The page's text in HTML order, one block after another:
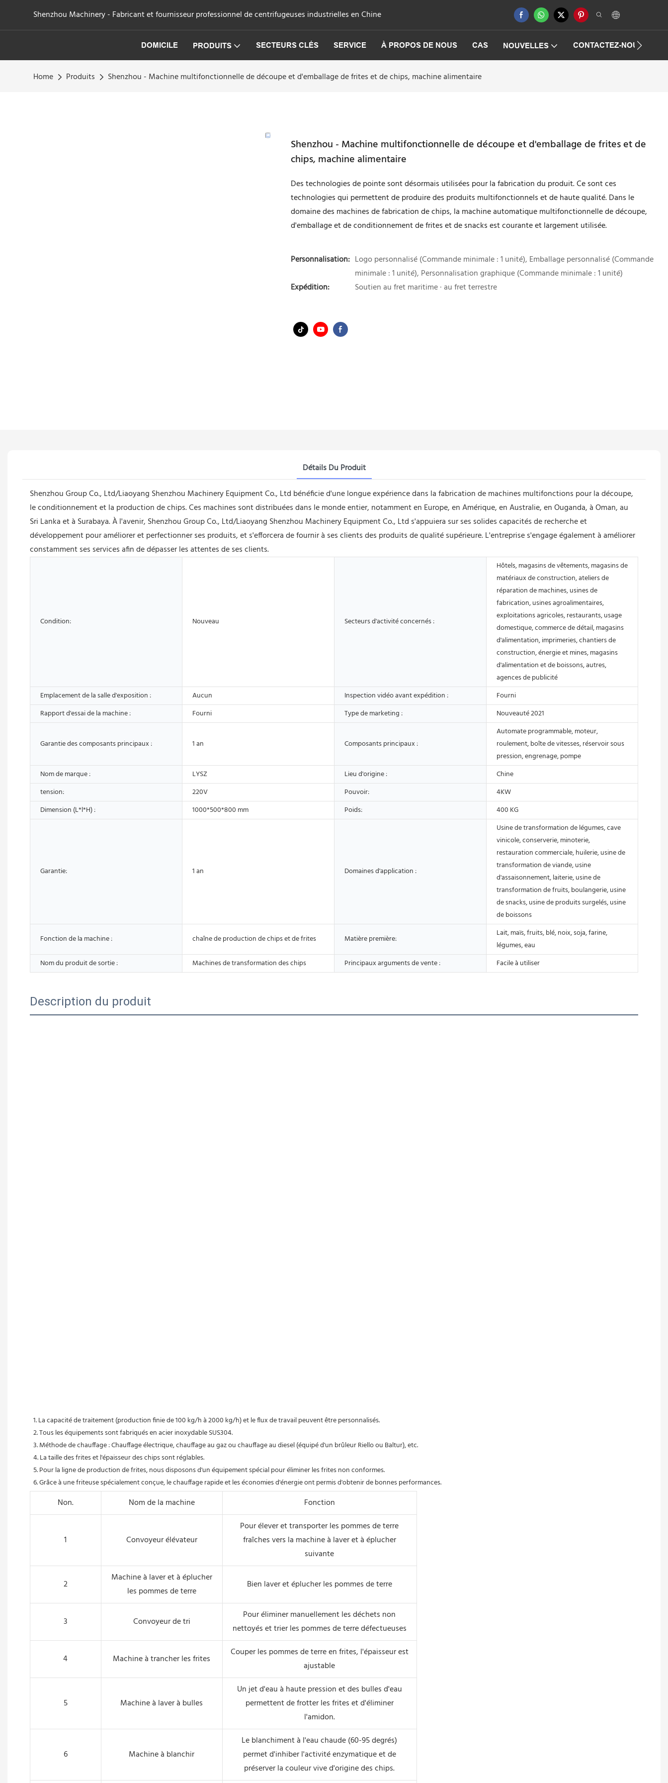
Shenzhou Machinery - Fabricant et fournisseur professionnel de centrifugeuses industrielles en Chine
DOMICILE PRODUITS SECTEURS CLÉS SERVICE À PROPOS DE NOUS CAS NOUVELLES CONTACTEZ-NOUS
Home Produits Shenzhou - Machine multifonctionnelle de découpe et d'emballage de frites et de chips, machine alimentaire
Shenzhou - Machine multifonctionnelle de découpe et d'emballage de frites et de
chips, machine alimentaire
Des technologies de pointe sont désormais utilisées pour la fabrication du produit. Ce sont ces
technologies qui permettent de produire des produits multifonctionnels et de haute qualité. Dans le
domaine des machines de fabrication de chips, la machine automatique multifonctionnelle de découpe,
d'emballage et de conditionnement de frites et de snacks est courante et largement utilisée.
Personnalisation: Logo personnalisé (Commande minimale : 1 unité), Emballage personnalisé (Commande
minimale : 1 unité), Personnalisation graphique (Commande minimale : 1 unité)
Expédition:
Soutien au fret maritime · au fret terrestre
Détails Du Produit
Shenzhou Group Co., Ltd/Liaoyang Shenzhou Machinery Equipment Co., Ltd bénéficie d'une longue expérience dans la fabrication de machines multifonctions pour la découpe,
le conditionnement et la production de chips. Ces machines sont distribuées dans le monde entier, notamment en Europe, en Amérique, en Australie, en Ouganda, à Oman, au
Sri Lanka et à Surabaya. À l'avenir, Shenzhou Group Co., Ltd/Liaoyang Shenzhou Machinery Equipment Co., Ltd s'appuiera sur ses solides capacités de recherche et
développement pour améliorer et perfectionner ses produits, et s'efforcera de fournir à ses clients des produits de qualité supérieure. L'entreprise s'engage également à améliorer
constamment ses services afin de dépasser les attentes de ses clients.
Condition: Nouveau Secteurs d'activité concernés :
Hôtels, magasins de vêtements, magasins de
matériaux de construction, ateliers de
réparation de machines, usines de
fabrication, usines agroalimentaires,
exploitations agricoles, restaurants, usage
domestique, commerce de détail, magasins
d'alimentation, imprimeries, chantiers de
construction, énergie et mines, magasins
d'alimentation et de boissons, autres,
agences de publicité
Emplacement de la salle d'exposition :
Aucun Inspection vidéo avant expédition :
Fourni
Rapport d'essai de la machine :
Fourni Type de marketing : Nouveauté 2021
Garantie des composants principaux : 1 an Composants principaux :
Automate programmable, moteur,
roulement, boîte de vitesses, réservoir sous
pression, engrenage, pompe
Nom de marque :
LYSZ Lieu d'origine :
Chine
tension:
220V Pouvoir:
4KW
Dimension (L*l*H) :
1000*500*800 mm Poids: 400 KG
Garantie: 1 an Domaines d'application :
Usine de transformation de légumes, cave
vinicole, conserverie, minoterie,
restauration commerciale, huilerie, usine de
transformation de viande, usine
d'assaisonnement, laiterie, usine de
transformation de fruits, boulangerie, usine
de snacks, usine de produits surgelés, usine
de boissons
Fonction de la machine : chaîne de production de chips et de frites Matière première:
Lait, maïs, fruits, blé, noix, soja, farine,
légumes, eau
Nom du produit de sortie :
Machines de transformation des chips Principaux arguments de vente : Facile à utiliser
Description du produit
1. La capacité de traitement (production finie de 100 kg/h à 2000 kg/h) et le flux de travail peuvent être personnalisés.
2. Tous les équipements sont fabriqués en acier inoxydable SUS304.
3. Méthode de chauffage : Chauffage électrique, chauffage au gaz ou chauffage au diesel (équipé d'un brûleur Riello ou Baltur), etc.
4. La taille des frites et l'épaisseur des chips sont réglables.
5. Pour la ligne de production de frites, nous disposons d'un équipement spécial pour éliminer les frites non conformes.
6. Grâce à une friteuse spécialement conçue, le chauffage rapide et les économies d'énergie ont permis d'obtenir de bonnes performances.
Non. Nom de la machine Fonction
1 Convoyeur élévateur
Pour élever et transporter les pommes de terre
fraîches vers la machine à laver et à éplucher
suivante
2
Machine à laver et à éplucher
les pommes de terre
Bien laver et éplucher les pommes de terre
3 Convoyeur de tri
Pour éliminer manuellement les déchets non
nettoyés et trier les pommes de terre défectueuses
4 Machine à trancher les frites
Couper les pommes de terre en frites, l'épaisseur est
ajustable
5 Machine à laver à bulles
Un jet d'eau à haute pression et des bulles d'eau
permettent de frotter les frites et d'éliminer
l'amidon.
6 Machine à blanchir
Le blanchiment à l'eau chaude (60-95 degrés)
permet d'inhiber l'activité enzymatique et de
préserver la couleur vive d'origine des chips.